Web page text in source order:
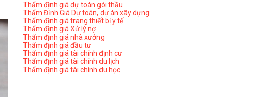
Thẩm định giá dự toán gói thầu
Thẩm Định Giá Dự toán, dự án xây dựng
Thẩm định giá trang thiết bị y tế
Thẩm định giá Xử lý nợ
Thẩm định giá nhà xưởng
Thẩm định giá đầu tư
Thẩm định giá tài chính định cư
Thẩm định giá tài chính du lịch
Thẩm định giá tài chính du học